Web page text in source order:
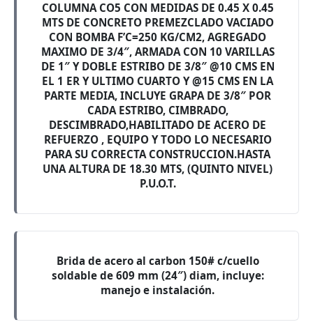
COLUMNA CO5 CON MEDIDAS DE 0.45 X 0.45
MTS DE CONCRETO PREMEZCLADO VACIADO
CON BOMBA F’C=250 KG/CM2, AGREGADO
MAXIMO DE 3/4″, ARMADA CON 10 VARILLAS
DE 1″ Y DOBLE ESTRIBO DE 3/8″ @10 CMS EN
EL 1 ER Y ULTIMO CUARTO Y @15 CMS EN LA
PARTE MEDIA, INCLUYE GRAPA DE 3/8″ POR
CADA ESTRIBO, CIMBRADO,
DESCIMBRADO,HABILITADO DE ACERO DE
REFUERZO , EQUIPO Y TODO LO NECESARIO
PARA SU CORRECTA CONSTRUCCION.HASTA
UNA ALTURA DE 18.30 MTS, (QUINTO NIVEL)
P.U.O.T.
Brida de acero al carbon 150# c/cuello
soldable de 609 mm (24″) diam, incluye:
manejo e instalación.